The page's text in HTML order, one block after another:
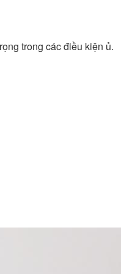
trong các điều kiện ủ.